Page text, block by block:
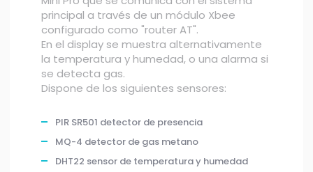
principal a través de un módulo Xbee
configurado como "router AT".
En el display se muestra alternativamente
la temperatura y humedad, o una alarma si
se detecta gas.
Dispone de los siguientes sensores:
PIR SR501 detector de presencia
MQ-4 detector de gas metano
DHT22 sensor de temperatura y humedad